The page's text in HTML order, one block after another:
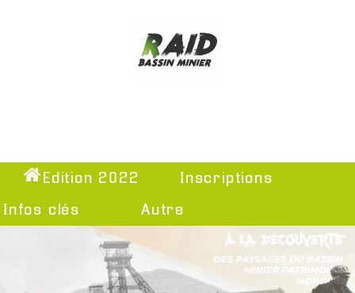
Edition 2022 Inscriptions
Infos clés Autre